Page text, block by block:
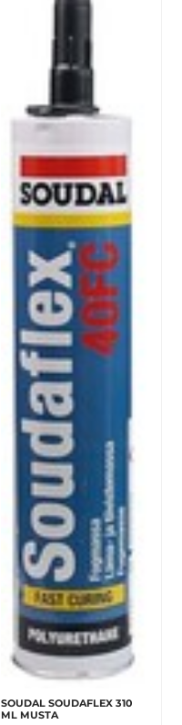
SOUDAL SOUDAFLEX 310
ML MUSTA